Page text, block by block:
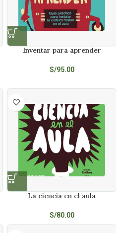
Inventar para aprender
S/95.00
La ciencia en el aula
S/80.00